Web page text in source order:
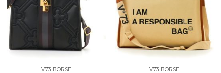
V73 BORSE V73 BORSE